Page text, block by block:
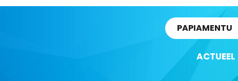
PAPIAMENTU
ACTUEEL